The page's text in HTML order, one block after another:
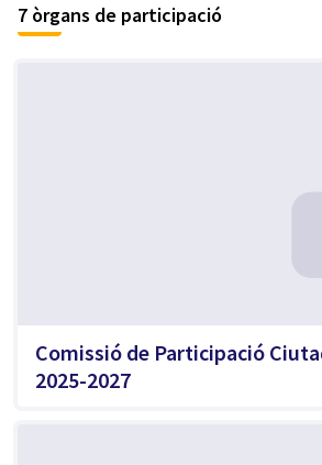
7 òrgans de participació
Comissió de Participació
2025-2027